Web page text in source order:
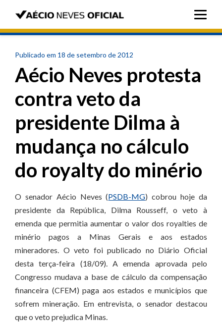
Publicado em 18 de setembro de 2012
Aécio Neves protesta
contra veto da
presidente Dilma à
mudança no cálculo
do royalty do minério
O senador Aécio Neves (PSDB-MG) cobrou hoje da
presidente da República, Dilma Rousseff, o veto à
emenda que permitia aumentar o valor dos royalties de
minério pagos a Minas Gerais e aos estados
mineradores. O veto foi publicado no Diário Oficial
desta terça-feira (18/09). A emenda aprovada pelo
Congresso mudava a base de cálculo da compensação
financeira (CFEM) paga aos estados e municípios que
sofrem mineração. Em entrevista, o senador destacou
que o veto prejudica Minas.